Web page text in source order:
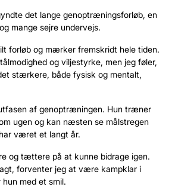
det lange genoptræningsforløb, en
mange sejre undervejs.
forløb og mærker fremskridt hele tiden.
og viljestyrke, men jeg føler,
stærkere, både fysisk og mentalt,
af genoptræningen. Hun træner
ugen og kan næsten se målstregen
været et langt år.
og tættere på at kunne bidrage igen.
forventer jeg at være kampklar i
med et smil.